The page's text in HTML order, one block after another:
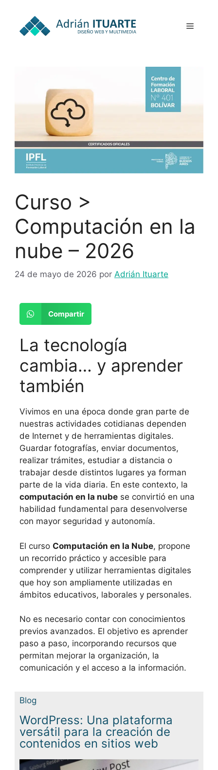
Curso >
Computación en la
nube – 2026
24 de mayo de 2026 por Adrián Ituarte
Compartir
La tecnología
cambia… y aprender
también
Vivimos en una época donde gran parte de
nuestras actividades cotidianas dependen
de Internet y de herramientas digitales.
Guardar fotografías, enviar documentos,
realizar trámites, estudiar a distancia o
trabajar desde distintos lugares ya forman
parte de la vida diaria. En este contexto, la
computación en la nube se convirtió en una
habilidad fundamental para desenvolverse
con mayor seguridad y autonomía.
El curso Computación en la Nube, propone
un recorrido práctico y accesible para
comprender y utilizar herramientas digitales
que hoy son ampliamente utilizadas en
ámbitos educativos, laborales y personales.
No es necesario contar con conocimientos
previos avanzados. El objetivo es aprender
paso a paso, incorporando recursos que
permitan mejorar la organización, la
comunicación y el acceso a la información.
Blog
WordPress: Una plataforma
versátil para la creación de
contenidos en sitios web